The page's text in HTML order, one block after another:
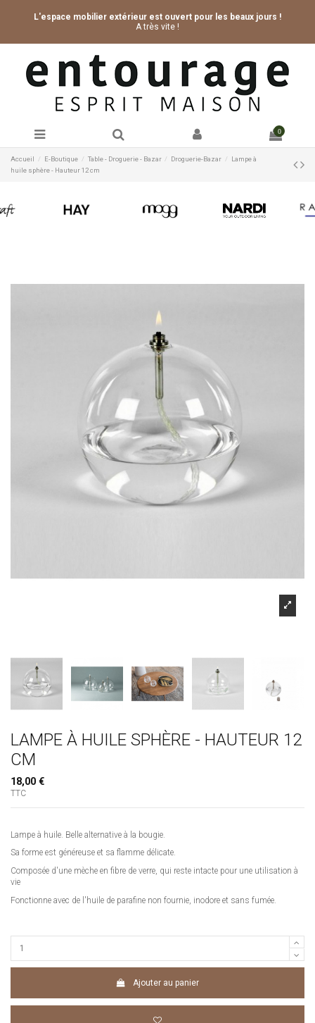
L'espace mobilier extérieur est ouvert pour les beaux jours !
A très vite !
0
Accueil E-Boutique Table - Droguerie - Bazar Droguerie-Bazar
Lampe à
huile sphère - Hauteur 12 cm
LAMPE À HUILE SPHÈRE - HAUTEUR 12
CM
18,00 €
TTC
Lampe à huile. Belle alternative à la bougie.
Sa forme est généreuse et sa flamme délicate.
Composée d'une mèche en fibre de verre, qui reste intacte pour une utilisation à
vie
Fonctionne avec de l'huile de parafine non fournie, inodore et sans fumée.
Ajouter au panier